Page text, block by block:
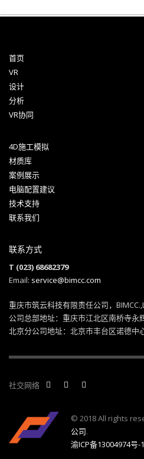
首页
VR
设计
分析
VR协同
4D施工模拟
材质库
案例展示
电脑配置建议
技术支持
联系我们
联系方式
T (023) 68682379
Email: service@bimcc.com
重庆市筑云科技有限责任公司，
公司总部地址：重庆市江北区南桥寺永
北京分公司地址：北京市丰台区诺德中
社交网络
© 2018 All rights
公司.
渝ICP备13004974号-